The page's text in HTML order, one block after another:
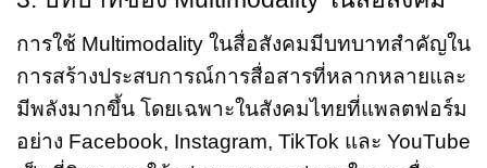
การใช้ Multimodality ในสื่อสังคมมีบทบาทสำคัญใน
การสร้างประสบการณ์การสื่อสารที่หลากหลายและ
มีพลังมากขึ้น โดยเฉพาะในสังคมไทยที่แพลตฟอร์ม
อย่าง Facebook, Instagram, TikTok และ YouTube